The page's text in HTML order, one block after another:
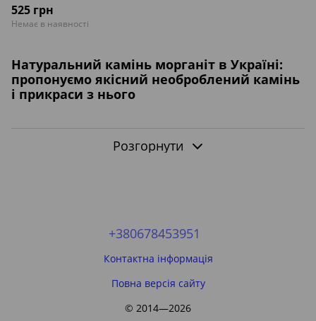
525 грн
Немає в наявності
Натуральний камінь морганіт в Україні:
пропонуємо якісний необроблений камінь
і прикраси з нього
мінерал, який є різновидом берилу. Він має неймовірно
: Головна особливість морганіту - його рожевий
колір. Відтінок може бути від світло-рожевого до
: Морганіт зазвичай має хорошу прозорість,
що дозволяє світлу проникати через нього і
Розгорнути
+380678453951
Контактна інформація
Повна версія сайту
© 2014—2026